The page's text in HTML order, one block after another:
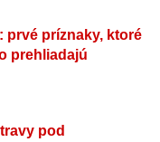
prvé príznaky, ktoré
prehliadajú
pod